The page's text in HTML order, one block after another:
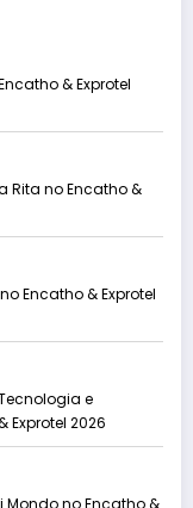
& Exprotel
Rita no Encatho &
Encatho & Exprotel
e
Exprotel 2026